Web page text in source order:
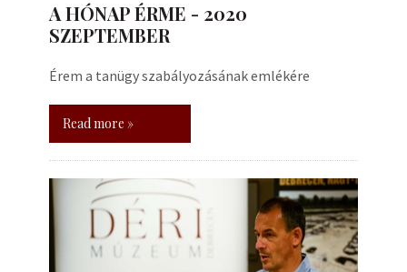
A HÓNAP ÉRME - 2020
SZEPTEMBER
Érem a tanügy szabályozásának emlékére
Read more »